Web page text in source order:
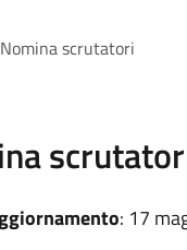
Nomina scrutatori
: 17